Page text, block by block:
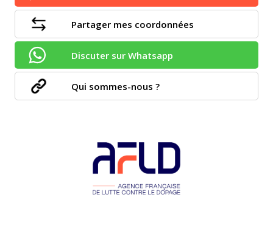
Partager mes coordonnées
Discuter sur Whatsapp
Qui sommes-nous ?